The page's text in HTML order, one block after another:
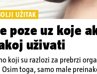
UŽITAK
poze uz koje
uživati
koji su razlozi za prebrzi
Osim toga, samo male